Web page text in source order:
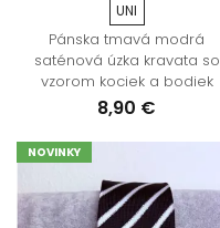
UNI
Pánska tmavá modrá
saténová úzka kravata so
vzorom kociek a bodiek
8,90 €
NOVINKY